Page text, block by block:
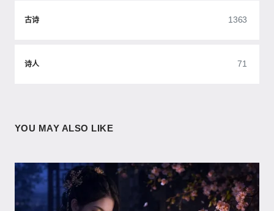
古诗 1363
诗人 71
YOU MAY ALSO LIKE